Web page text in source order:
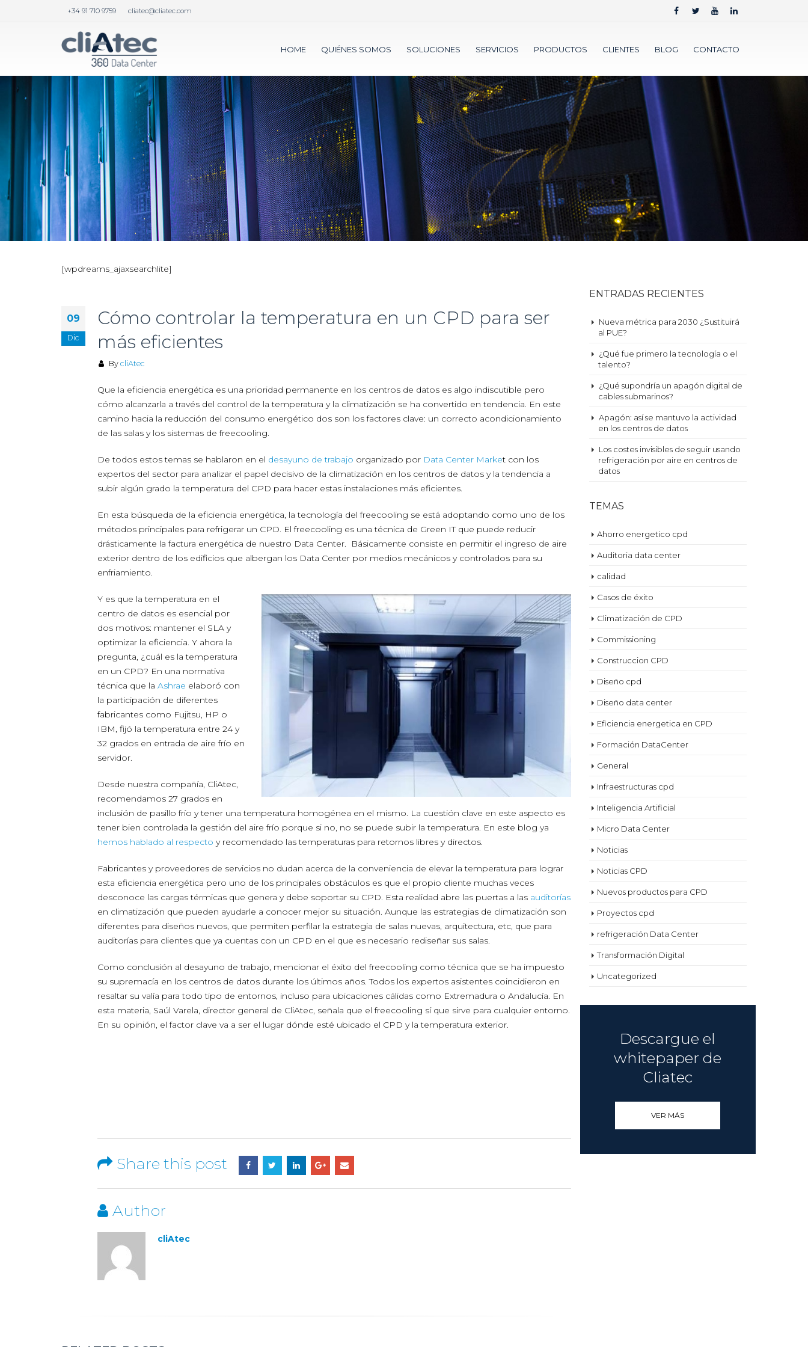
+34 91 710 9759 cliatec@cliatec.com
HOME QUIÉNES SOMOS SOLUCIONES SERVICIOS PRODUCTOS CLIENTES BLOG CONTACTO
[wpdreams_ajaxsearchlite]
09
Dic
Cómo controlar la temperatura en un CPD para ser
más eficientes
By cliAtec
Que la eficiencia energética es una prioridad permanente en los centros de datos es algo indiscutible pero
cómo alcanzarla a través del control de la temperatura y la climatización se ha convertido en tendencia. En este
camino hacia la reducción del consumo energético dos son los factores clave: un correcto acondicionamiento
de las salas y los sistemas de freecooling.
De todos estos temas se hablaron en el desayuno de trabajo organizado por Data Center Market con los
expertos del sector para analizar el papel decisivo de la climatización en los centros de datos y la tendencia a
subir algún grado la temperatura del CPD para hacer estas instalaciones más eficientes.
En esta búsqueda de la eficiencia energética, la tecnología del freecooling se está adoptando como uno de los
métodos principales para refrigerar un CPD. El freecooling es una técnica de Green IT que puede reducir
drásticamente la factura energética de nuestro Data Center. Básicamente consiste en permitir el ingreso de aire
exterior dentro de los edificios que albergan los Data Center por medios mecánicos y controlados para su
enfriamiento.
Y es que la temperatura en el
centro de datos es esencial por
dos motivos: mantener el SLA y
optimizar la eficiencia. Y ahora la
pregunta, ¿cuál es la temperatura
en un CPD? En una normativa
técnica que la Ashrae elaboró con
la participación de diferentes
fabricantes como Fujitsu, HP o
IBM, fijó la temperatura entre 24 y
32 grados en entrada de aire frío en
servidor.
Desde nuestra compañía, CliAtec,
recomendamos 27 grados en
inclusión de pasillo frío y tener una temperatura homogénea en el mismo. La cuestión clave en este aspecto es
tener bien controlada la gestión del aire frío porque si no, no se puede subir la temperatura. En este blog ya
hemos hablado al respecto y recomendado las temperaturas para retornos libres y directos.
Fabricantes y proveedores de servicios no dudan acerca de la conveniencia de elevar la temperatura para lograr
esta eficiencia energética pero uno de los principales obstáculos es que el propio cliente muchas veces
desconoce las cargas térmicas que genera y debe soportar su CPD. Esta realidad abre las puertas a las auditorías
en climatización que pueden ayudarle a conocer mejor su situación. Aunque las estrategias de climatización son
diferentes para diseños nuevos, que permiten perfilar la estrategia de salas nuevas, arquitectura, etc, que para
auditorías para clientes que ya cuentas con un CPD en el que es necesario rediseñar sus salas.
Como conclusión al desayuno de trabajo, mencionar el éxito del freecooling como técnica que se ha impuesto
su supremacía en los centros de datos durante los últimos años. Todos los expertos asistentes coincidieron en
resaltar su valía para todo tipo de entornos, incluso para ubicaciones cálidas como Extremadura o Andalucía. En
esta materia, Saúl Varela, director general de CliAtec, señala que el freecooling sí que sirve para cualquier entorno.
En su opinión, el factor clave va a ser el lugar dónde esté ubicado el CPD y la temperatura exterior.
Share this post
Author
cliAtec
ENTRADAS RECIENTES
Nueva métrica para 2030 ¿Sustituirá
al PUE?
¿Qué fue primero la tecnología o el
talento?
¿Qué supondría un apagón digital de
cables submarinos?
Apagón: así se mantuvo la actividad
en los centros de datos
Los costes invisibles de seguir usando
refrigeración por aire en centros de
datos
TEMAS
Ahorro energetico cpd
Auditoria data center
calidad
Casos de éxito
Climatización de CPD
Commissioning
Construccion CPD
Diseño cpd
Diseño data center
Eficiencia energetica en CPD
Formación DataCenter
General
Infraestructuras cpd
Inteligencia Artificial
Micro Data Center
Noticias
Noticias CPD
Nuevos productos para CPD
Proyectos cpd
refrigeración Data Center
Transformación Digital
Uncategorized
Descargue el
whitepaper de
Cliatec
VER MÁS